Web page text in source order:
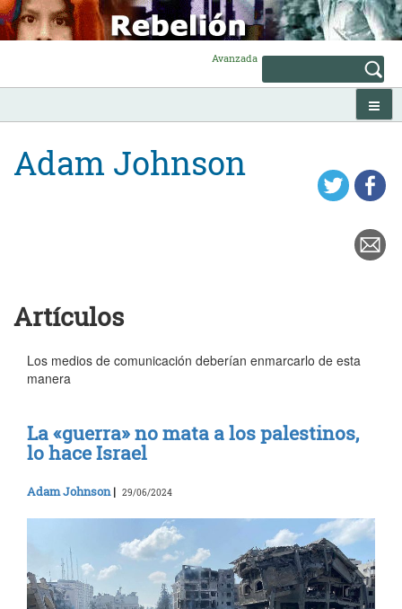
Skip
to
content
Avanzada
Adam Johnson
Artículos
Los medios de comunicación deberían enmarcarlo de esta
manera
La «guerra» no mata a los palestinos,
lo hace Israel
Adam Johnson| 29/06/2024